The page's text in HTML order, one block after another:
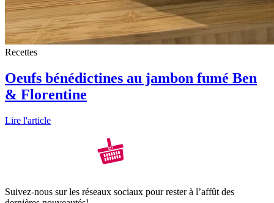
Recettes
Oeufs bénédictines au jambon fumé Ben
& Florentine
Lire l'article
Suivez-nous sur les réseaux sociaux pour rester à l’affût des